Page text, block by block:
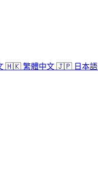
🇭🇰 繁體中文 🇯🇵 日本語